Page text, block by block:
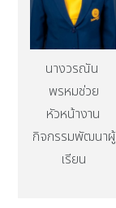
นางวรณัน
พรหมช่วย
หัวหน้างาน
กิจกรรมพัฒนาผู้
เรียน